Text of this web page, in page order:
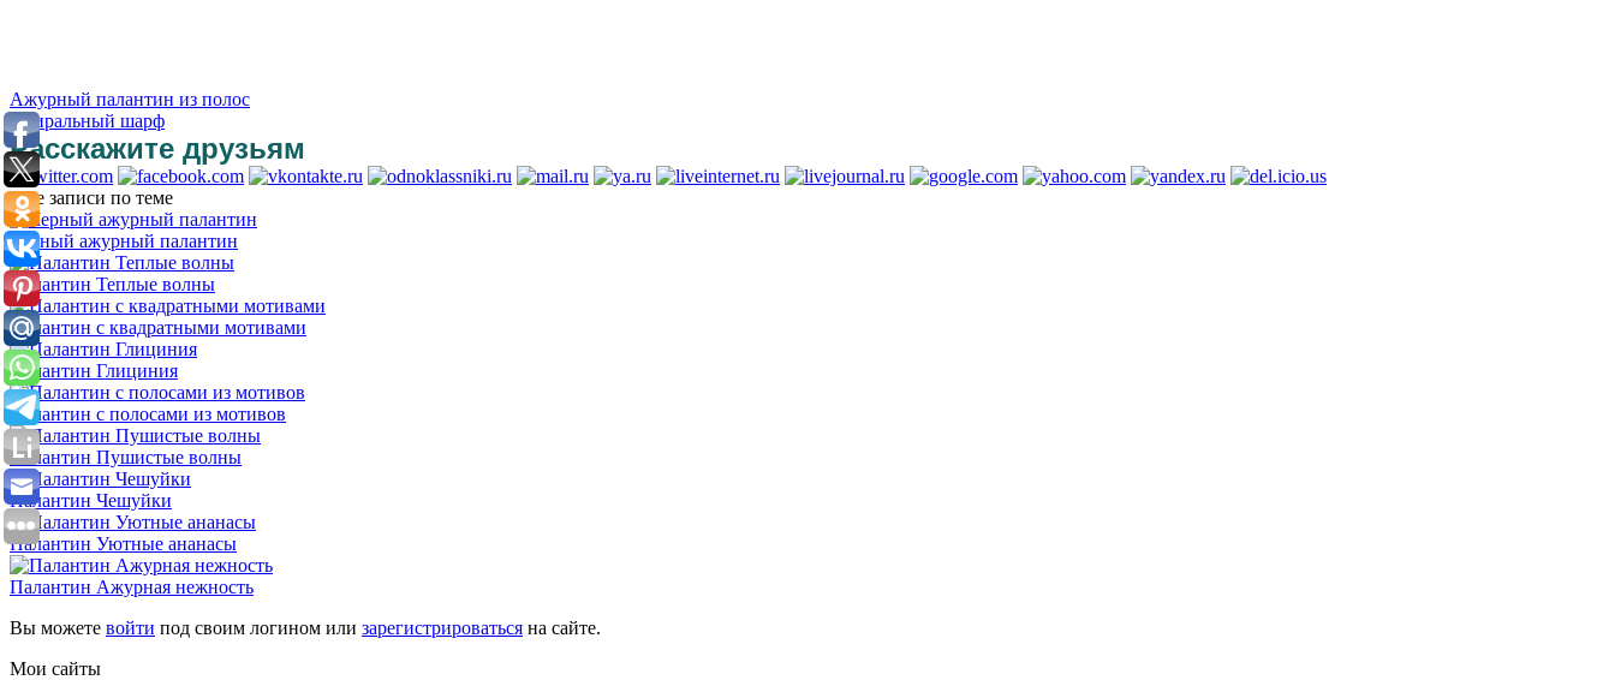
Ажурный палантин из полос
Спиральный шарф
Расскажите друзьям
Еще записи по теме
Черный ажурный палантин
Палантин Теплые волны
Палантин с квадратными мотивами
Палантин Глициния
Палантин с полосами из мотивов
Палантин Пушистые волны
Палантин Чешуйки
Палантин Уютные ананасы
Палантин Ажурная нежность
Вы можете войти под своим логином или зарегистрироваться на сайте.
Мои сайты